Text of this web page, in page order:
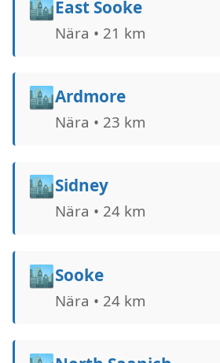
🏙️East Sooke
Nära • 21 km
🏙️Ardmore
Nära • 23 km
🏙️Sidney
Nära • 24 km
🏙️Sooke
Nära • 24 km